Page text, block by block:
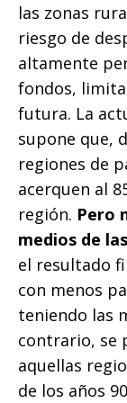
las zonas
riesgo de
altamente
fondos,
futura. La
supone que,
regiones de
acerquen al
región. Pero
medios de
el resultado
con menos
teniendo las
contrario, se
aquellas
de los años